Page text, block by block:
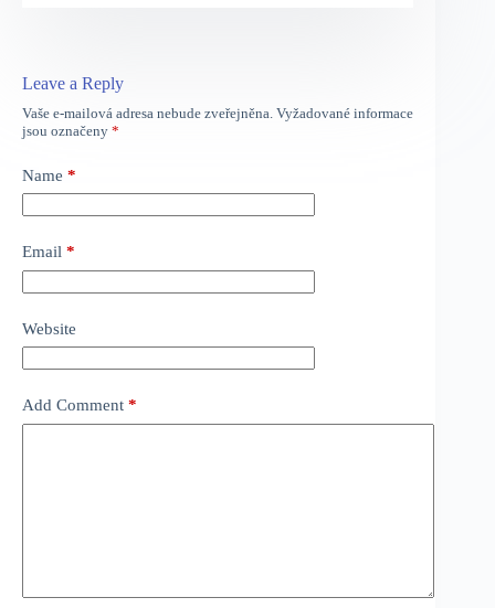
Leave a Reply
Vaše e-mailová adresa nebude zveřejněna. Vyžadované informace
jsou označeny *
Name *
Email *
Website
Add Comment *